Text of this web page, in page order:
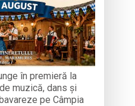
în premieră la
muzică, dans și
pe Câmpia